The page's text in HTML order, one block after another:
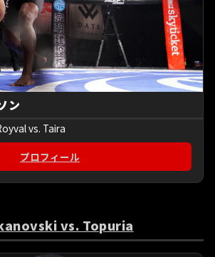
ン
vs. Taira
プロフィール
vs. Topuria